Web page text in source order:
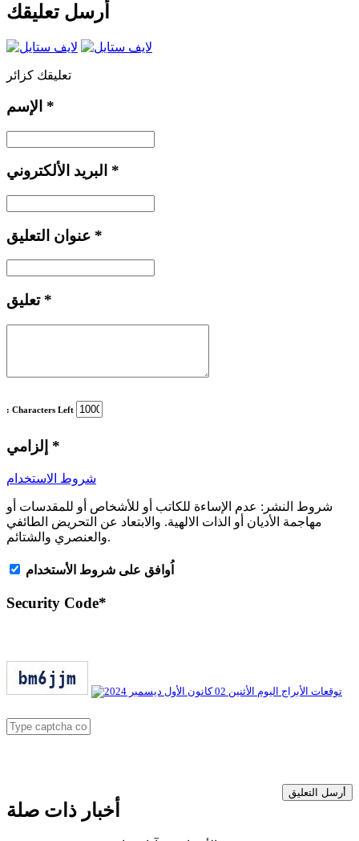
أرسل تعليقك
تعليقك كزائر
*
*
*
تعليق *
: Characters Left
*
شروط الاستخدام
شروط النشر: عدم الإساءة للكاتب أو للأشخاص أو للمقدسات أو
مهاجمة الأديان أو الذات الالهية. والابتعاد عن التحريض الطائفي
والعنصري والشتائم.
اُوافق على شروط الأستخدام
Security Code*
أرسل التعليق
أخبار ذات صلة